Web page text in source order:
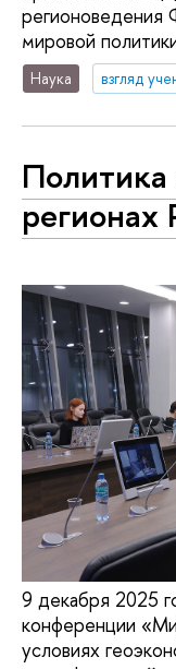
регионоведения
мировой
Наука взгляд
регионах
9 декабря 2025
конференции
условиях